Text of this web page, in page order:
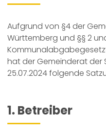
Aufgrund von §4 der
Württemberg und §§ 2
hat der Gemeinderat der
25.07.2024 folgende
1. Betreiber